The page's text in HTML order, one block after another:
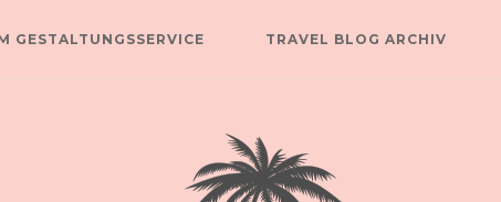
GESTALTUNGSSERVICE TRAVEL BLOG ARCHIV